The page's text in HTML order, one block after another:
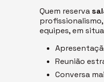
Quem reserva
equipes, em
Reunião
Conversa